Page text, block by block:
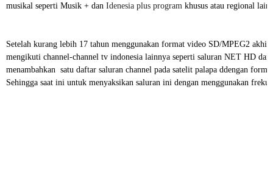
musikal seperti Musik + dan Idenesia plus program khusus atau regional
Setelah kurang lebih 17 tahun menggunakan format video SD/MPEG2
mengikuti channel-channel tv indonesia lainnya seperti saluran NET HD dan
menambahkan satu daftar saluran channel pada satelit palapa ddengan
Sehingga saat ini untuk menyaksikan saluran ini dengan menggunakan